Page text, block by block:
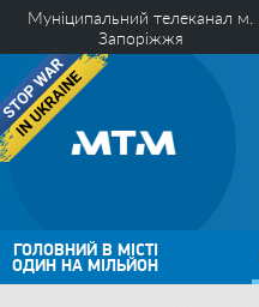
Муніципальний телеканал м.
Запоріжжя
ГОЛОВНИЙ В МІСТІ
ОДИН НА МІЛЬЙОН